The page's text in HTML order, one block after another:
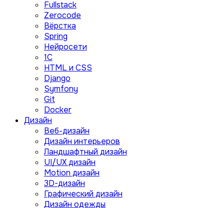
Fullstack
Zerocode
Вёрстка
Spring
Нейросети
1C
HTML и CSS
Django
Symfony
Git
Docker
Дизайн
Веб-дизайн
Дизайн интерьеров
Ландшафтный дизайн
UI/UX дизайн
Motion дизайн
3D-дизайн
Графический дизайн
Дизайн одежды